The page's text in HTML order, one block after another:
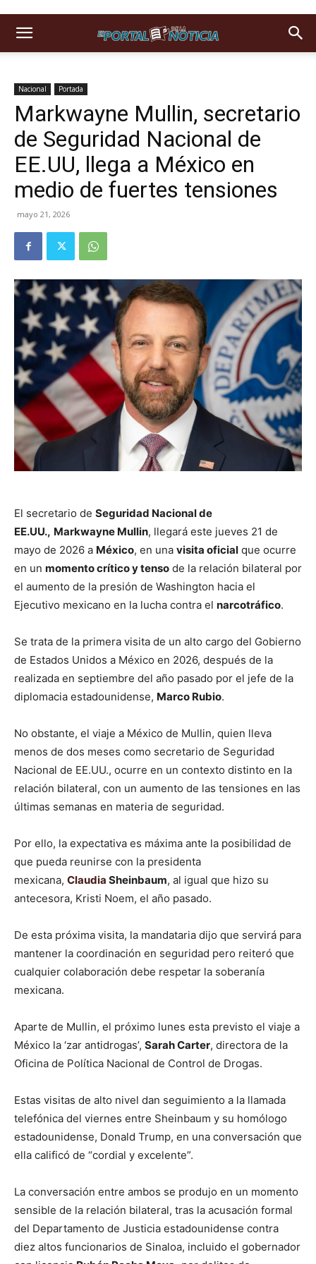
Nacional Portada
Markwayne Mullin, secretario
de Seguridad Nacional de
EE.UU, llega a México en
medio de fuertes tensiones
mayo 21, 2026
El secretario de Seguridad Nacional de
EE.UU., Markwayne Mullin, llegará este jueves 21 de
mayo de 2026 a México, en una visita oficial que ocurre
en un momento crítico y tenso de la relación bilateral por
el aumento de la presión de Washington hacia el
Ejecutivo mexicano en la lucha contra el narcotráfico.
Se trata de la primera visita de un alto cargo del Gobierno
de Estados Unidos a México en 2026, después de la
realizada en septiembre del año pasado por el jefe de la
diplomacia estadounidense, Marco Rubio.
No obstante, el viaje a México de Mullin, quien lleva
menos de dos meses como secretario de Seguridad
Nacional de EE.UU., ocurre en un contexto distinto en la
relación bilateral, con un aumento de las tensiones en las
últimas semanas en materia de seguridad.
Por ello, la expectativa es máxima ante la posibilidad de
que pueda reunirse con la presidenta
mexicana, Claudia Sheinbaum, al igual que hizo su
antecesora, Kristi Noem, el año pasado.
De esta próxima visita, la mandataria dijo que servirá para
mantener la coordinación en seguridad pero reiteró que
cualquier colaboración debe respetar la soberanía
mexicana.
Aparte de Mullin, el próximo lunes esta previsto el viaje a
México la ‘zar antidrogas’, Sarah Carter, directora de la
Oficina de Política Nacional de Control de Drogas.
Estas visitas de alto nivel dan seguimiento a la llamada
telefónica del viernes entre Sheinbaum y su homólogo
estadounidense, Donald Trump, en una conversación que
ella calificó de “cordial y excelente”.
La conversación entre ambos se produjo en un momento
sensible de la relación bilateral, tras la acusación formal
del Departamento de Justicia estadounidense contra
diez altos funcionarios de Sinaloa, incluido el gobernador